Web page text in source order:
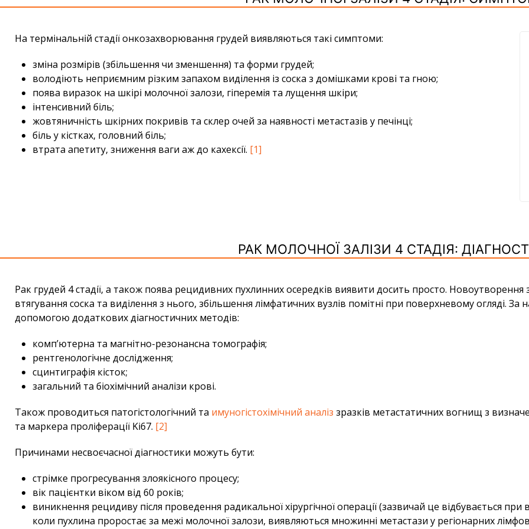
На термінальній стадії онкозахворювання грудей виявляються такі симптоми:
зміна розмірів (збільшення чи зменшення) та форми грудей;
володіють неприємним різким запахом виділення із соска з домішками крові та гною;
поява виразок на шкірі молочної залози, гіперемія та лущення шкіри;
інтенсивний біль;
жовтяничність шкірних покривів та склер очей за наявності метастазів у печінці;
біль у кістках, головний біль;
втрата апетиту, зниження ваги аж до кахексії. [1]
РАК МОЛОЧНОЇ ЗАЛІЗИ 4 СТАДІЯ:
Рак грудей 4 стадії, а також поява рецидивних пухлинних осередків виявити досить просто.
втягування соска та виділення з нього, збільшення лімфатичних вузлів помітні при поверхневому огляді. За
допомогою додаткових діагностичних методів:
комп’ютерна та магнітно-резонансна томографія;
рентгенологічне дослідження;
сцинтиграфія кісток;
загальний та біохімічний аналізи крові.
Також проводиться патогістологічний та имуногістохімічний аналіз зразків метастатичних вогнищ з
та маркера проліферації Ki67. [2]
Причинами несвоєчасної діагностики можуть бути:
стрімке прогресування злоякісного процесу;
вік пацієнтки віком від 60 років;
виникнення рецидиву після проведення радикальної хірургічної операції (зазвичай це відбувається
коли пухлина проростає за межі молочної залози, виявляються множинні метастази у регіонарних